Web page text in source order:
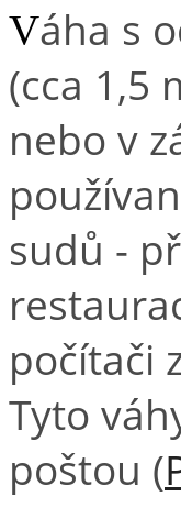
Váha s
(cca 1,5
nebo v
sudů -
počítači
Tyto
poštou (